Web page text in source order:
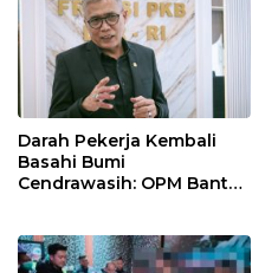
Darah Pekerja Kembali
Basahi Bumi
Cendrawasih: OPM Bantai